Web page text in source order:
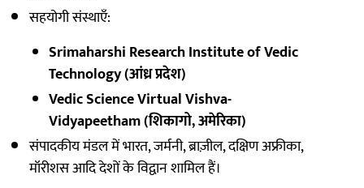
सहयोगी संस्थाएँ:
Srimaharshi Research Institute of Vedic
Technology (आंध्र प्रदेश)
Vedic Science Virtual Vishva-
Vidyapeetham (शिकागो, अमेरिका)
संपादकीय मंडल में भारत, जर्मनी, ब्राज़ील, दक्षिण अफ्रीका,
मॉरीशस आदि देशों के विद्वान शामिल हैं।